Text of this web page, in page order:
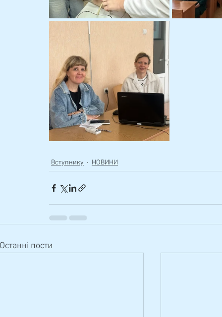
Вступнику НОВИНИ
Останні пости